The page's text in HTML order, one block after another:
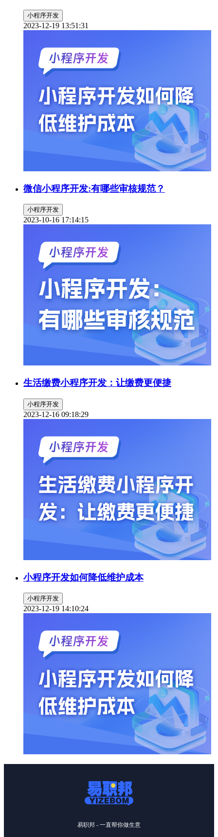
小程序开发
2023-12-19 13:51:31
微信小程序开发:有哪些审核规范？
小程序开发
2023-10-16 17:14:15
生活缴费小程序开发：让缴费更便捷
小程序开发
2023-12-16 09:18:29
小程序开发如何降低维护成本
小程序开发
2023-12-19 14:10:24
易职邦 - 一直帮你做生意